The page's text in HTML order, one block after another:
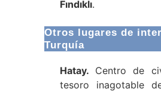
Fındıklı.
Otros lugares de
Turquía
Hatay. Centro de
tesoro inagotable